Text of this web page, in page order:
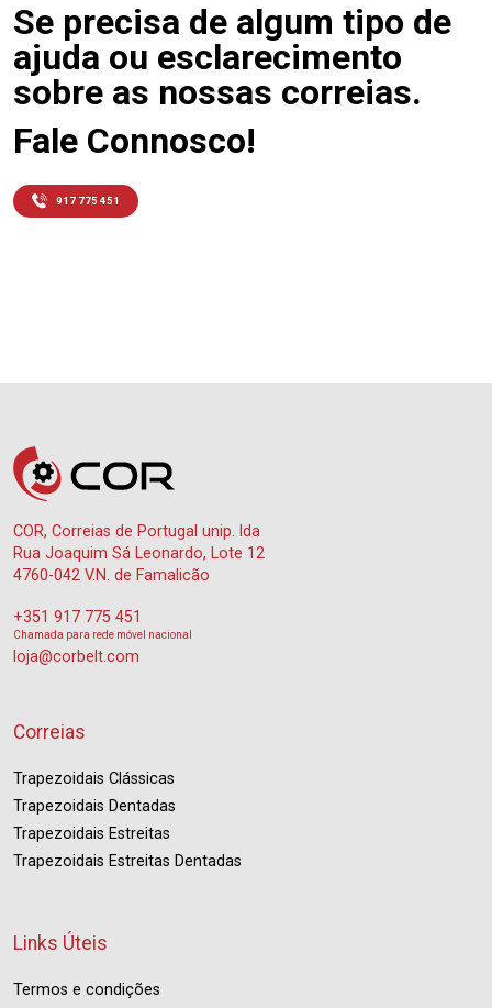
Se precisa de algum tipo de
ajuda ou esclarecimento
sobre as nossas correias.
Fale Connosco!
917 775 451
COR, Correias de Portugal unip. lda
Rua Joaquim Sá Leonardo, Lote 12
4760-042 V.N. de Famalicão
+351 917 775 451
Chamada para rede móvel nacional
loja@corbelt.com
Correias
Trapezoidais Clássicas
Trapezoidais Dentadas
Trapezoidais Estreitas
Trapezoidais Estreitas Dentadas
Links Úteis
Termos e condições